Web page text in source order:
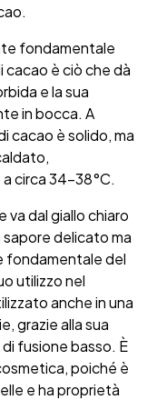
fondamentale
è ciò che dà
e la sua
in bocca. A
cacao è solido, ma
circa 34-38°C.
va dal giallo chiaro
sapore delicato ma
fondamentale del
utilizzo nel
anche in una
grazie alla sua
fusione basso. È
poiché è
e ha proprietà